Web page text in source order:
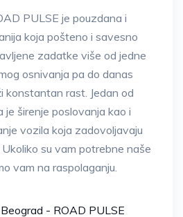
PULSE je pouzdana i
koja pošteno i savesno
zadatke više od jedne
osnivanja pa do danas
konstantan rast. Jedan od
je širenje poslovanja kao i
vozila koja zadovoljavaju
su vam potrebne naše
vam na raspolaganju.